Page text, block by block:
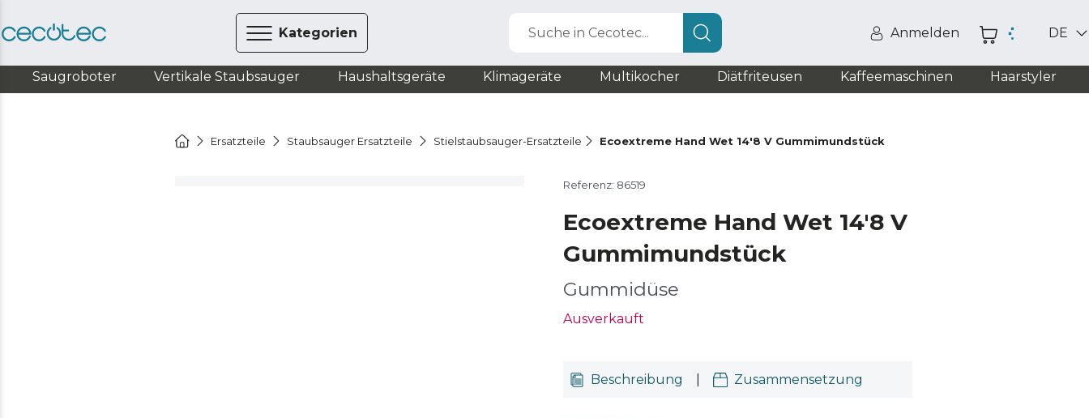
Kategorien Suche in Cecotec... Anmelden DE
Saugroboter Vertikale Staubsauger Haushaltsgeräte Klimageräte Multikocher Diätfriteusen Kaffeemaschinen Haarstyler
Ersatzteile Staubsauger Ersatzteile Stielstaubsauger-Ersatzteile Ecoextreme Hand Wet 14'8 V Gummimundstück
Referenz: 86519
Ecoextreme Hand Wet 14'8 V
Gummimundstück
Gummidüse
Ausverkauft
Beschreibung Zusammensetzung